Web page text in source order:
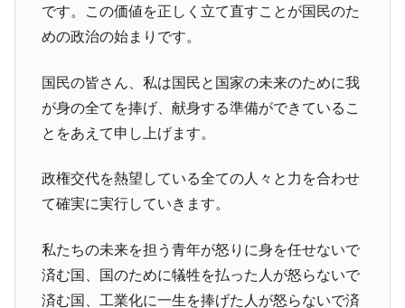
です。この価値を正しく立て直すことが国民のた
めの政治の始まりです。
国民の皆さん、私は国民と国家の未来のために我
が身の全てを捧げ、献身する準備ができているこ
とをあえて申し上げます。
政権交代を熱望している全ての人々と力を合わせ
て確実に実行していきます。
私たちの未来を担う青年が怒りに身を任せないで
済む国、国のために犠牲を払った人が怒らないで
済む国、工業化に一生を捧げた人が怒らないで済